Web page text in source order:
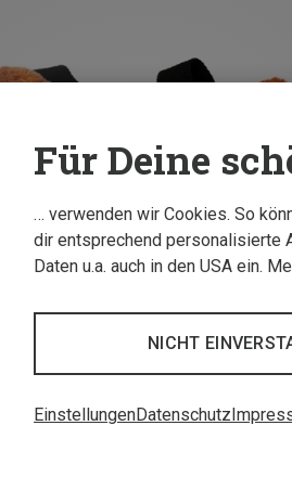
Für Deine
… verwenden wir Cookies. So
dir entsprechend personalisierte
Daten u.a. auch in den USA ein.
NICHT
EinstellungenDatenschutz